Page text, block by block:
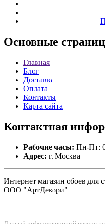
Основные
Главная
Блог
Доставка
Оплата
Контакты
Карта сайта
Контактная
Рабочие часы: Пн-Пт:
Адрес: г. Москва
Интернет магазин обоев для
ООО "АртДекори".